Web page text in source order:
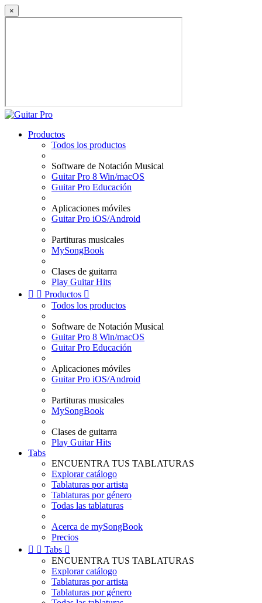
×
Productos
Todos los productos
Software de Notación Musical
Guitar Pro 8 Win/macOS
Guitar Pro Educación
Aplicaciones móviles
Guitar Pro iOS/Android
Partituras musicales
MySongBook
Clases de guitarra
Play Guitar Hits
  Productos 
Todos los productos
Software de Notación Musical
Guitar Pro 8 Win/macOS
Guitar Pro Educación
Aplicaciones móviles
Guitar Pro iOS/Android
Partituras musicales
MySongBook
Clases de guitarra
Play Guitar Hits
Tabs
ENCUENTRA TUS TABLATURAS
Explorar catálogo
Tablaturas por artista
Tablaturas por género
Todas las tablaturas
Acerca de mySongBook
Precios
  Tabs 
ENCUENTRA TUS TABLATURAS
Explorar catálogo
Tablaturas por artista
Tablaturas por género